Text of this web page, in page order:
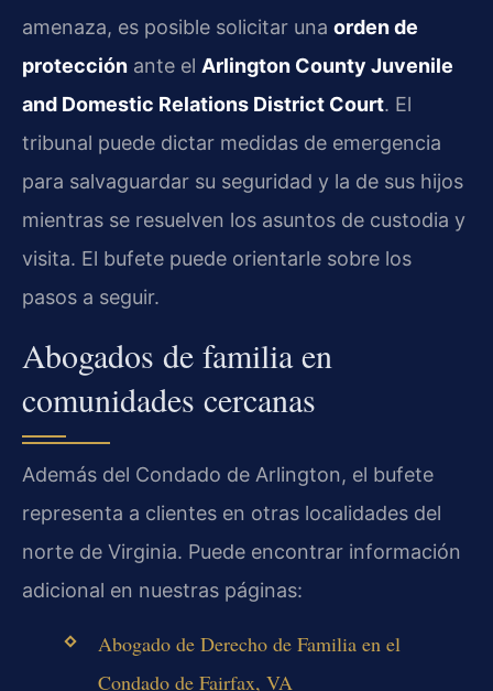
amenaza, es posible solicitar una orden de
protección ante el Arlington County Juvenile
and Domestic Relations District Court. El
tribunal puede dictar medidas de emergencia
para salvaguardar su seguridad y la de sus hijos
mientras se resuelven los asuntos de custodia y
visita. El bufete puede orientarle sobre los
pasos a seguir.
Abogados de familia en
comunidades cercanas
Además del Condado de Arlington, el bufete
representa a clientes en otras localidades del
norte de Virginia. Puede encontrar información
adicional en nuestras páginas:
Abogado de Derecho de Familia en el
Condado de Fairfax, VA